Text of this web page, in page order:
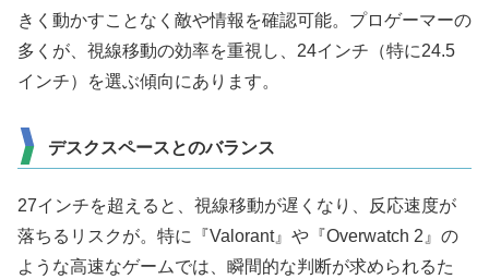
きく動かすことなく敵や情報を確認可能。プロゲーマーの
多くが、視線移動の効率を重視し、24インチ（特に24.5
インチ）を選ぶ傾向にあります。
デスクスペースとのバランス
27インチを超えると、視線移動が遅くなり、反応速度が
落ちるリスクが。特に『Valorant』や『Overwatch 2』の
ような高速なゲームでは、瞬間的な判断が求められるた